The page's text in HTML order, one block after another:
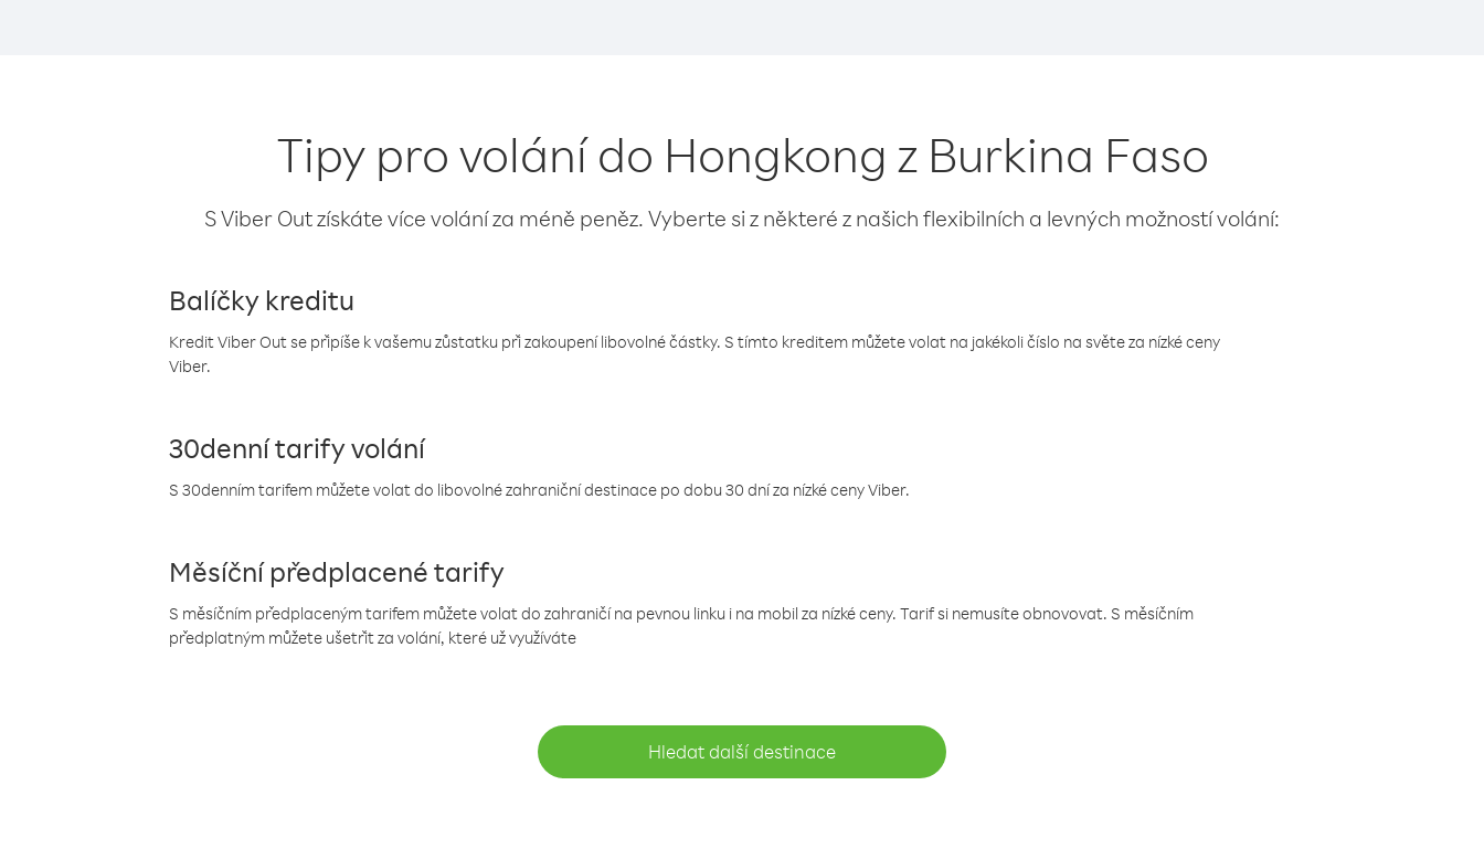
Tipy pro volání do Hongkong z Burkina Faso
S Viber Out získáte více volání za méně peněz. Vyberte si z některé z našich flexibilních a levných možností volání:
Balíčky kreditu
Kredit Viber Out se připíše k vašemu zůstatku při zakoupení libovolné částky. S tímto kreditem můžete volat na jakékoli číslo na světe za nízké ceny
Viber.
30denní tarify volání
S 30denním tarifem můžete volat do libovolné zahraniční destinace po dobu 30 dní za nízké ceny Viber.
Měsíční předplacené tarify
S měsíčním předplaceným tarifem můžete volat do zahraničí na pevnou linku i na mobil za nízké ceny. Tarif si nemusíte obnovovat. S měsíčním
předplatným můžete ušetřit za volání, které už využíváte
Hledat další destinace